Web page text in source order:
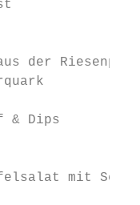
der
& Dips
mit